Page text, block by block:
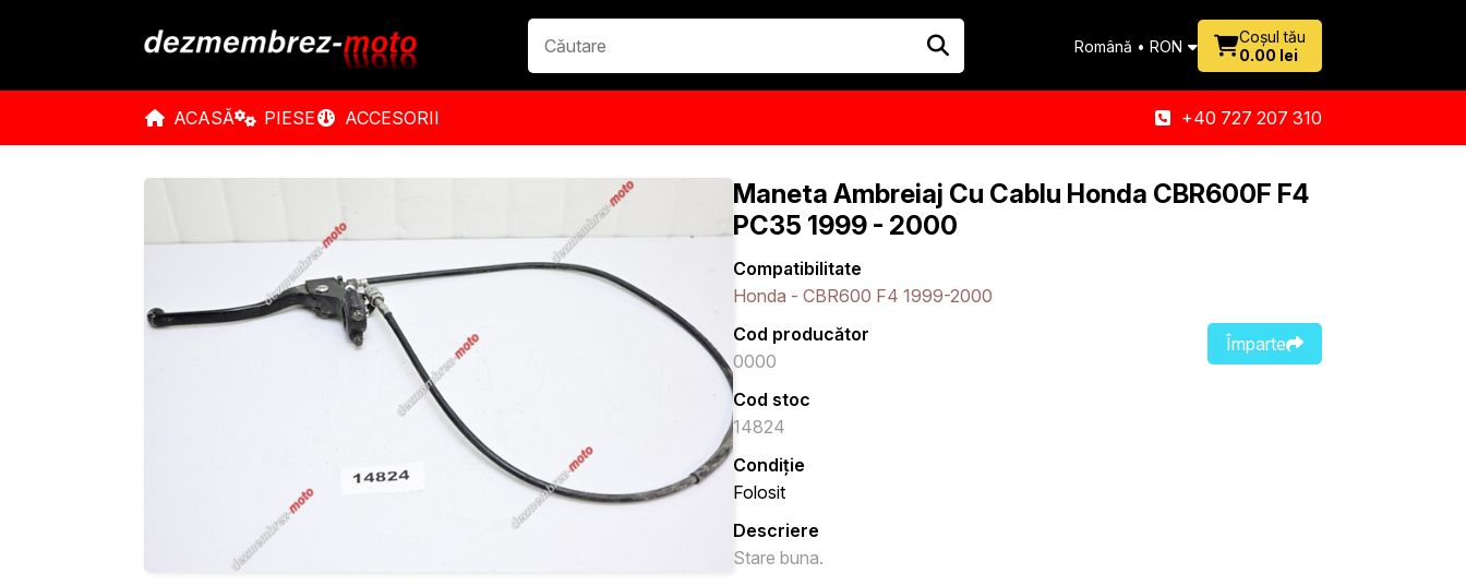
Română • RON
Coșul tău
0.00 lei
ACASĂ PIESE ACCESORII +40 727 207 310
Maneta Ambreiaj Cu Cablu Honda CBR600F F4
PC35 1999 - 2000
Compatibilitate
Honda - CBR600 F4 1999-2000
Împarte
Cod producător
0000
Cod stoc
14824
Condiție
Folosit
Descriere
Stare buna.